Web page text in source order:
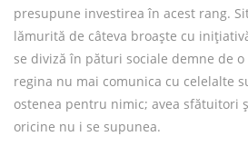
presupune investirea în acest rang.
lămurită de câteva broaște cu
se diviză în pături sociale demne de
regina nu mai comunica cu celelalte
ostenea pentru nimic; avea sfătuitori
oricine nu i se supunea.